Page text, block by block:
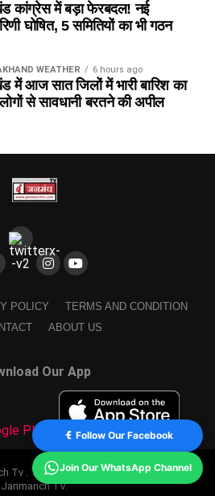
कांग्रेस में बड़ा फेरबदल! नई
घोषित, 5 समितियों का भी गठन
WEATHER 6 hours ago
में आज सात जिलों में भारी बारिश का
से सावधानी बरतने की अपील
POLICY
TERMS AND CONDITION
ABOUT US
Our App
Tv . Theme by SSDIGIMARK. powered by
Janmanch TV.
Follow Our Facebook
Join Our WhatsApp Channel